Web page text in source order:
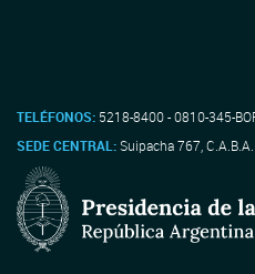
TELÉFONOS: 5218-8400 - 0810-345-
SEDE CENTRAL:Suipacha 767,